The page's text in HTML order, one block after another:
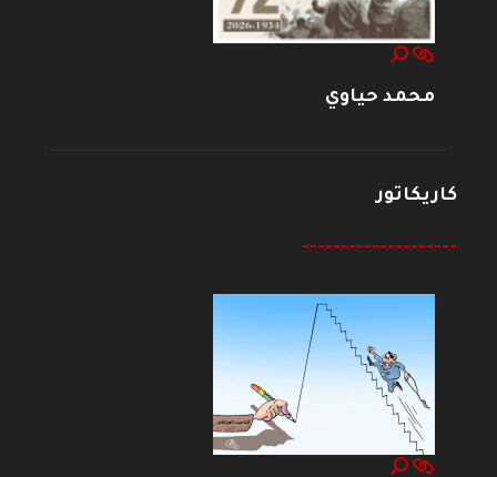
محمد حياوي
كاريكاتور
--------------------